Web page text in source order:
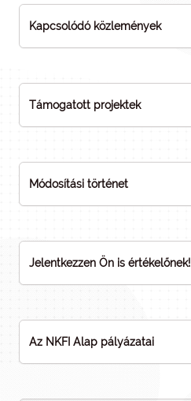
Kapcsolódó közlemények
Támogatott projektek
Módosítási történet
Jelentkezzen Ön is értékelőnek!
Az NKFI Alap pályázatai